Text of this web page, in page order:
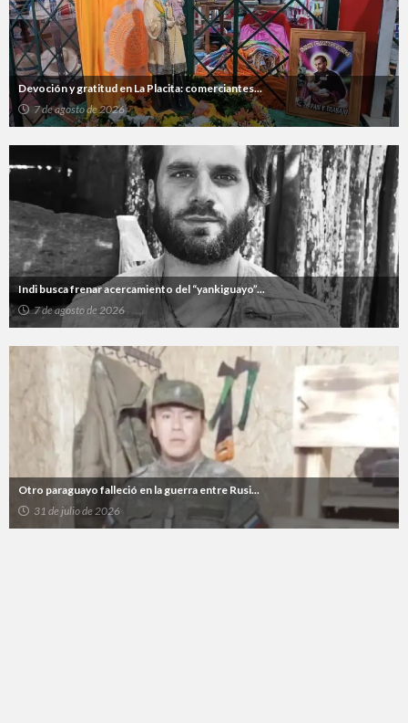
Devoción y gratitud en La Placita: comerciantes...
7 de agosto de 2026
Indi busca frenar acercamiento del “yankiguayo”...
7 de agosto de 2026
Otro paraguayo falleció en la guerra entre Rusi...
31 de julio de 2026